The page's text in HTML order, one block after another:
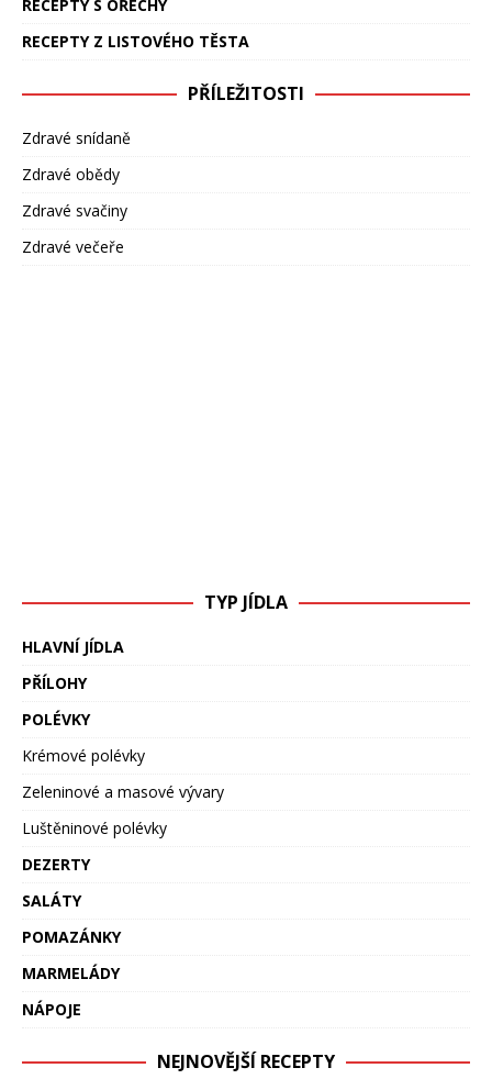
RECEPTY S OŘECHY
RECEPTY Z LISTOVÉHO TĚSTA
PŘÍLEŽITOSTI
Zdravé snídaně
Zdravé obědy
Zdravé svačiny
Zdravé večeře
TYP JÍDLA
HLAVNÍ JÍDLA
PŘÍLOHY
POLÉVKY
Krémové polévky
Zeleninové a masové vývary
Luštěninové polévky
DEZERTY
SALÁTY
POMAZÁNKY
MARMELÁDY
NÁPOJE
NEJNOVĚJŠÍ RECEPTY